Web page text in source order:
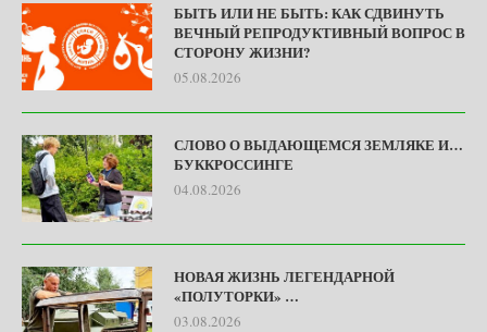
БЫТЬ ИЛИ НЕ БЫТЬ: КАК СДВИНУТЬ
ВЕЧНЫЙ РЕПРОДУКТИВНЫЙ ВОПРОС В
СТОРОНУ ЖИЗНИ?
05.08.2026
СЛОВО О ВЫДАЮЩЕМСЯ ЗЕМЛЯКЕ И…
БУККРОССИНГЕ
04.08.2026
НОВАЯ ЖИЗНЬ ЛЕГЕНДАРНОЙ
«ПОЛУТОРКИ» …
03.08.2026